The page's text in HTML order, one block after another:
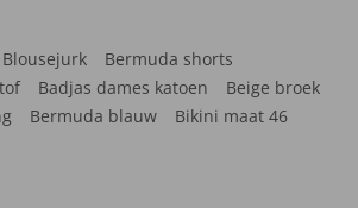
Blousejurk
Bermuda shorts
Badjas dames katoen
Beige broek
Bermuda blauw
Bikini maat 46